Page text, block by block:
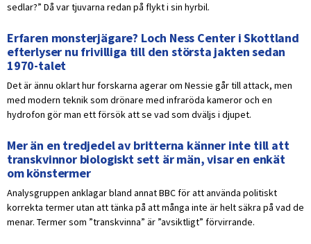
sedlar?” Då var tjuvarna redan på flykt i sin hyrbil.
Erfaren monsterjägare? Loch Ness Center i Skottland
efterlyser nu frivilliga till den största jakten sedan
1970-talet
Det är ännu oklart hur forskarna agerar om Nessie går till attack, men
med modern teknik som drönare med infraröda kameror och en
hydrofon gör man ett försök att se vad som dväljs i djupet.
Mer än en tredjedel av britterna känner inte till att
transkvinnor biologiskt sett är män, visar en enkät
om könstermer
Analysgruppen anklagar bland annat BBC för att använda politiskt
korrekta termer utan att tänka på att många inte är helt säkra på vad de
menar. Termer som ”transkvinna” är ”avsiktligt” förvirrande.